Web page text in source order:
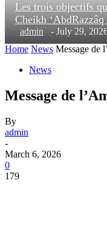
Les trois objectifs
Cheikh
admin - July 29,
Home News Message de
News
Message de
By
admin
-
March 6, 2026
0
179